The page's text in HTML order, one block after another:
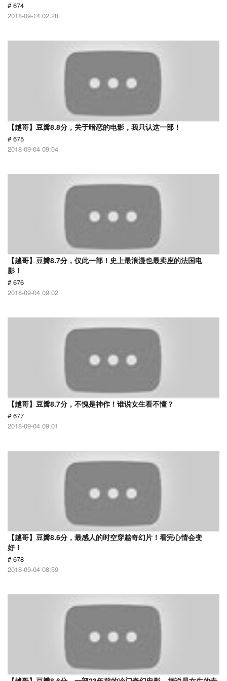
# 674
2018-09-14 02:28
【越哥】豆瓣8.8分，关于暗恋的电影，我只认这一部！
# 675
2018-09-04 09:04
【越哥】豆瓣8.7分，仅此一部！史上最浪漫也最卖座的法国电
影！
# 676
2018-09-04 09:02
【越哥】豆瓣8.7分，不愧是神作！谁说女生看不懂？
# 677
2018-09-04 09:01
【越哥】豆瓣8.6分，最感人的时空穿越奇幻片！看完心情会变
好！
# 678
2018-09-04 08:59